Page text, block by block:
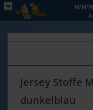
Jersey Stoffe
dunkelblau